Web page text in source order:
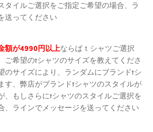
タイルご選択をご指定ご希望の場合、ラ
送ってください
額が4990円以上ならばｔシャツご選択
ご希望のtシャツのサイズを教えてくださ
のサイズにより、ランダムにブランドtシ
す、弊店がブランドtシャツのスタイルが
、もしさらにtシャツのスタイルご選択を
、ラインでメッセージを送ってください